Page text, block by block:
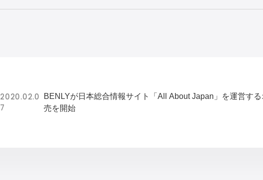
2020.02.0
7
BENLYが日本総合情報サイト「All About Japan」を運営す
売を開始